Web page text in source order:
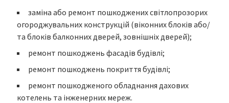
заміна або ремонт пошкоджених світлопрозорих
огороджувальних конструкцій (віконних блоків або/
та блоків балконних дверей, зовнішніх дверей);
ремонт пошкоджень фасадів будівлі;
ремонт пошкоджень покриття будівлі;
ремонт пошкодженого обладнання дахових
котелень та інженерних мереж.